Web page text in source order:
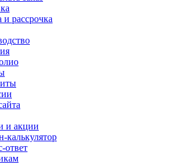
и рассрочка
и акции
калькулятор
ответ